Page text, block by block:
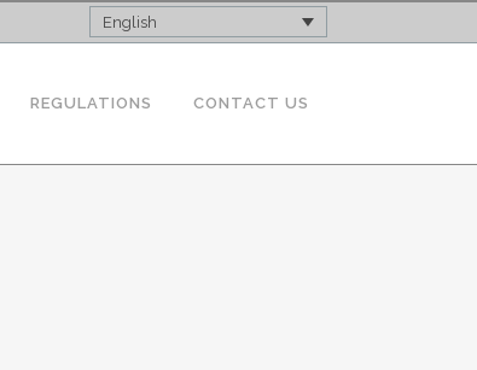
English
REGULATIONS CONTACT US